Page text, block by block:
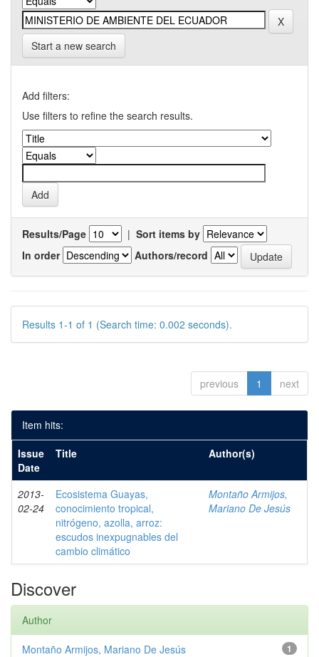
Start a new search
Add filters:
Use filters to refine the search results.
Results/Page | Sort items by
In order
Authors/record
Results 1-1 of 1 (Search time: 0.002 seconds).
previous 1 next
Item hits:
Issue
Date
Title Author(s)
2013-
02-24
Ecosistema Guayas,
conocimiento tropical,
nitrógeno, azolla, arroz:
escudos inexpugnables del
cambio climático
Montaño Armijos,
Mariano De Jesús
Discover
Author
1
Montaño Armijos, Mariano De Jesús